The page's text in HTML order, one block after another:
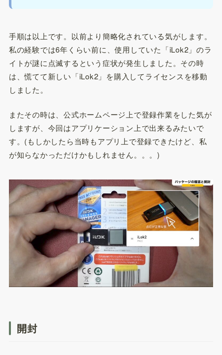
手順は以上です。以前より簡略化されている気がします。
私の経験では6年くらい前に、使用していた「iLok2」のラ
イトが謎に点滅するという症状が発生しました。その時
は、慌てて新しい「iLok2」を購入してライセンスを移動
しました。
またその時は、公式ホームページ上で登録作業をした気が
しますが、今回はアプリケーション上で出来るみたいで
す。(もしかしたら当時もアプリ上で登録できたけど、私
が知らなかっただけかもしれません。。。)
開封